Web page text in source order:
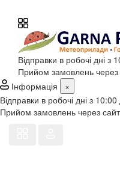
Відправки в робочі дні з
Прийом замовлень через
Інформація
×
Відправки в робочі дні з
Прийом замовлень через